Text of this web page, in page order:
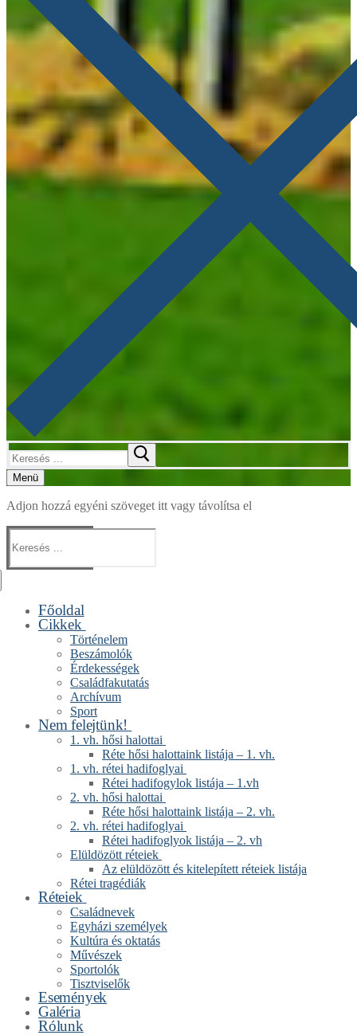
Keresése:
Menü
Adjon hozzá egyéni szöveget itt vagy távolítsa el
Keresése:
Főoldal
Cikkek
Történelem
Beszámolók
Érdekességek
Családfakutatás
Archívum
Sport
Nem felejtünk!
1. vh. hősi halottai
Réte hősi halottaink listája – 1. vh.
1. vh. rétei hadifoglyai
Rétei hadifogylok listája – 1.vh
2. vh. hősi halottai
Réte hősi halottaink listája – 2. vh.
2. vh. rétei hadifoglyai
Rétei hadifoglyok listája – 2. vh
Elüldözött réteiek
Az elüldözött és kitelepített réteiek listája
Rétei tragédiák
Réteiek
Családnevek
Egyházi személyek
Kultúra és oktatás
Művészek
Sportolók
Tisztviselők
Események
Galéria
Rólunk